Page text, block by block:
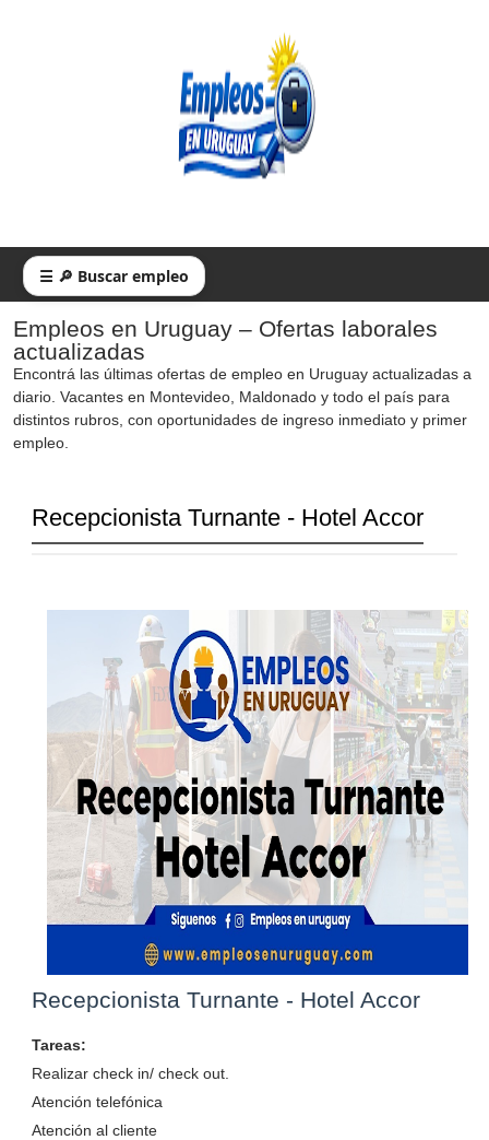
☰ 🔎 Buscar empleo
Empleos en Uruguay – Ofertas laborales
actualizadas
Encontrá las últimas ofertas de empleo en Uruguay actualizadas a
diario. Vacantes en Montevideo, Maldonado y todo el país para
distintos rubros, con oportunidades de ingreso inmediato y primer
empleo.
Recepcionista Turnante - Hotel Accor
Recepcionista Turnante - Hotel Accor
Tareas:
Realizar check in/ check out.
Atención telefónica
Atención al cliente